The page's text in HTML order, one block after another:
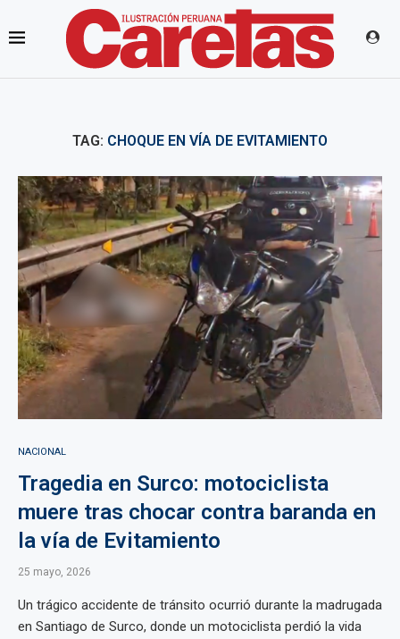
TAG: CHOQUE EN VÍA DE EVITAMIENTO
NACIONAL
Tragedia en Surco: motociclista
muere tras chocar contra baranda en
la vía de Evitamiento
25 mayo, 2026
Un trágico accidente de tránsito ocurrió durante la madrugada
en Santiago de Surco, donde un motociclista perdió la vida